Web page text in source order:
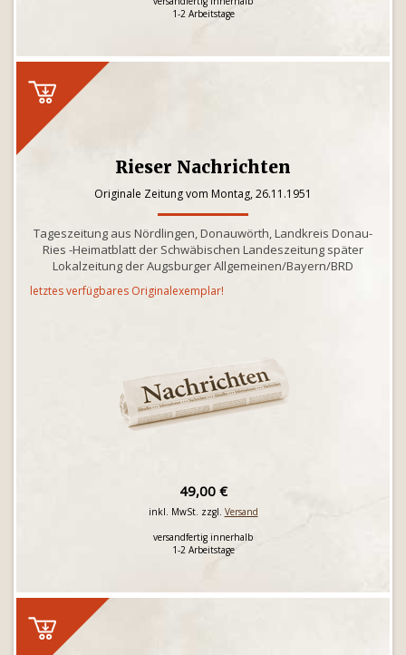
1-2 Arbeitstage
Rieser Nachrichten
Originale Zeitung vom Montag, 26.11.1951
Tageszeitung aus Nördlingen, Donauwörth, Landkreis Donau-
Ries -Heimatblatt der Schwäbischen Landeszeitung später
Lokalzeitung der Augsburger Allgemeinen/Bayern/BRD
letztes verfügbares Originalexemplar!
49,00 €
inkl. MwSt. zzgl. Versand
versandfertig innerhalb
1-2 Arbeitstage